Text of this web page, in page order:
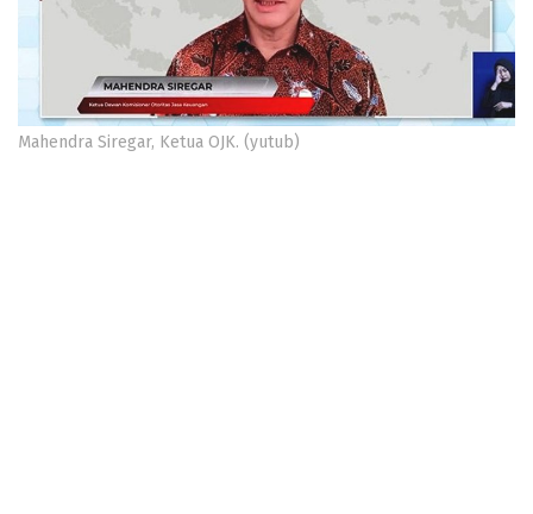
Mahendra Siregar, Ketua OJK. (yutub)